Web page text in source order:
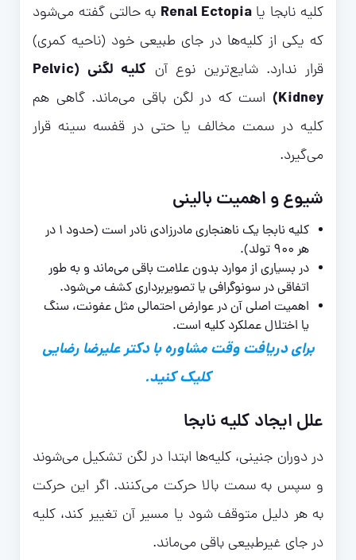
کلیه نابجا یاRenal Ectopia به حالتی گفته می‌شود
که یکی از کلیه‌ها در جای طبیعی خود (ناحیه کمری)
قرار ندارد. شایع‌ترین نوع آن
کلیه لگنی (Pelvic
Kidney)
است که در لگن باقی می‌ماند. گاهی هم
کلیه در سمت مخالف یا حتی در قفسه سینه قرار
می‌گیرد.
شیوع و اهمیت بالینی
کلیه نابجا یک ناهنجاری مادرزادی نادر است (حدود ۱ در
هر ۹۰۰ تولد).
در بسیاری از موارد بدون علامت باقی می‌ماند و به طور
اتفاقی در سونوگرافی یا تصویربرداری کشف می‌شود.
اهمیت اصلی آن در عوارض احتمالی مثلعفونت،سنگ
یا اختلال عملکرد کلیه است.
برای دریافت وقت مشاوره با دکتر علیرضا رضایی
کلیک کنید.
علل ایجاد کلیه نابجا
در دوران جنینی، کلیه‌ها ابتدا در لگن تشکیل می‌شوند
و سپس به سمت بالا حرکت می‌کنند. اگر این حرکت
به هر دلیل متوقف شود یا مسیر آن تغییر کند، کلیه
در جای غیرطبیعی باقی می‌ماند.